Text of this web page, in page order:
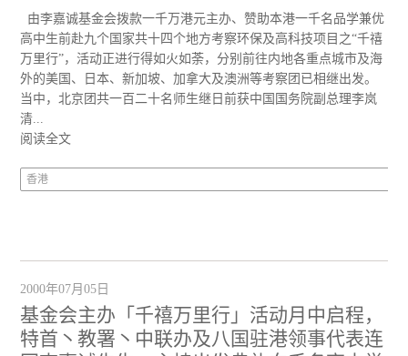
由李嘉诚基金会拨款一千万港元主办、赞助本港一千名品学兼优
高中生前赴九个国家共十四个地方考察环保及高科技项目之“千禧
万里行”，活动正进行得如火如荼，分别前往内地各重点城市及海
外的美国、日本、新加坡、加拿大及澳洲等考察团已相继出发。
当中，北京团共一百二十名师生继日前获中国国务院副总理李岚
清...
阅读全文
香港
2000年07月05日
基金会主办「千禧万里行」活动月中启程，
特首丶教署丶中联办及八国驻港领事代表连